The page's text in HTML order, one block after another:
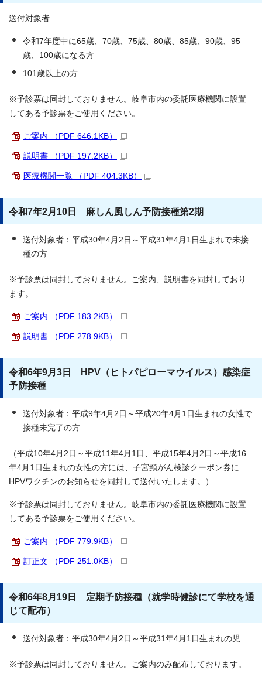
送付対象者
令和7年度中に65歳、70歳、75歳、80歳、85歳、90歳、95
歳、100歳になる方
101歳以上の方
※予診票は同封しておりません。岐阜市内の委託医療機関に設置
してある予診票をご使用ください。
ご案内 （PDF 646.1KB）
説明書 （PDF 197.2KB）
医療機関一覧 （PDF 404.3KB）
令和7年2月10日 麻しん風しん予防接種第2期
送付対象者：平成30年4月2日～平成31年4月1日生まれで未接
種の方
※予診票は同封しておりません。ご案内、説明書を同封しており
ます。
ご案内 （PDF 183.2KB）
説明書 （PDF 278.9KB）
令和6年9月3日 HPV（ヒトパピローマウイルス）感染症
予防接種
送付対象者：平成9年4月2日～平成20年4月1日生まれの女性で
接種未完了の方
（平成10年4月2日～平成11年4月1日、平成15年4月2日～平成16
年4月1日生まれの女性の方には、子宮頸がん検診クーポン券に
HPVワクチンのお知らせを同封して送付いたします。）
※予診票は同封しておりません。岐阜市内の委託医療機関に設置
してある予診票をご使用ください。
ご案内 （PDF 779.9KB）
訂正文 （PDF 251.0KB）
令和6年8月19日 定期予防接種（就学時健診にて学校を通
じて配布）
送付対象者：平成30年4月2日～平成31年4月1日生まれの児
※予診票は同封しておりません。ご案内のみ配布しております。